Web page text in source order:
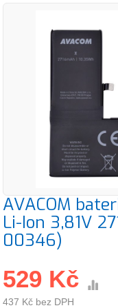
AVACOM
Li-Ion 3,81V
00346)
529 Kč
437 Kč bez DPH